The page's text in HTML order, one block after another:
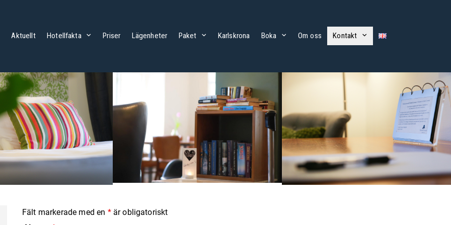
Aktuellt Hotellfakta Priser Lägenheter Paket Karlskrona Boka Om oss Kontakt
Fält markerade med en *är obligatoriskt